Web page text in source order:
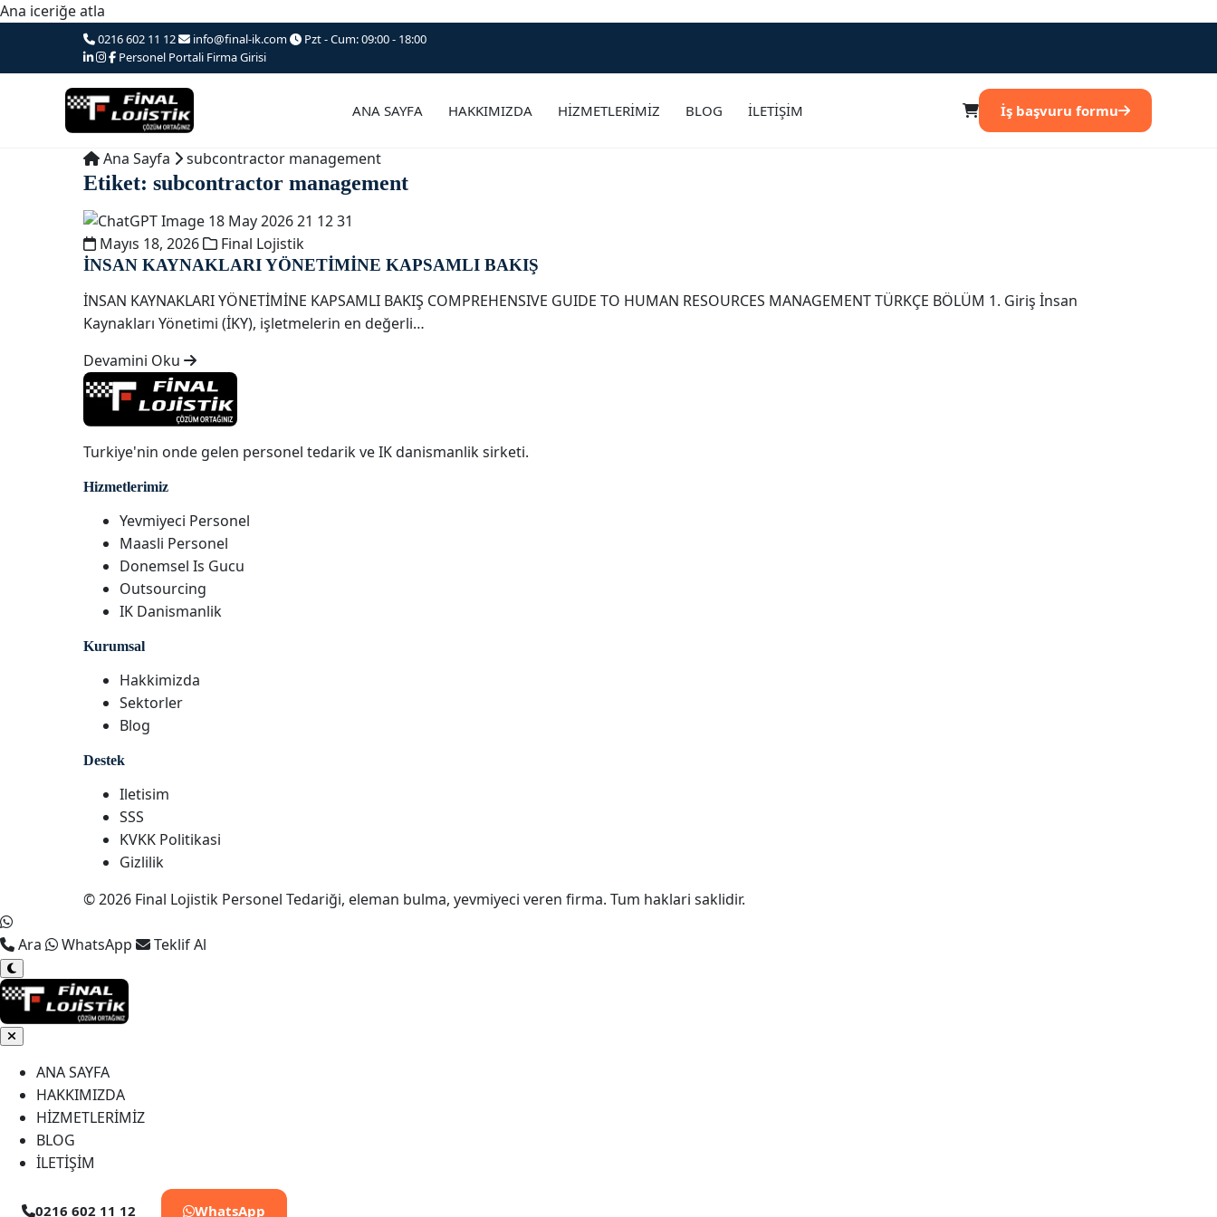
Ana iceriğe atla
0216 602 11 12 info@final-ik.com
Pzt - Cum: 09:00 - 18:00
Personel Portali Firma Girisi
ANA SAYFA HAKKIMIZDA HİZMETLERİMİZ BLOG İLETİŞİM İş başvuru formu
Ana Sayfa subcontractor management
Etiket: subcontractor management
Mayıs 18, 2026 Final Lojistik
İNSAN KAYNAKLARI YÖNETİMİNE KAPSAMLI BAKIŞ
İNSAN KAYNAKLARI YÖNETİMİNE KAPSAMLI BAKIŞ COMPREHENSIVE GUIDE TO HUMAN RESOURCES MANAGEMENT TÜRKÇE BÖLÜM 1. Giriş İnsan
Kaynakları Yönetimi (İKY), işletmelerin en değerli…
Devamini Oku
Turkiye'nin onde gelen personel tedarik ve IK danismanlik sirketi.
Hizmetlerimiz
Yevmiyeci Personel
Maasli Personel
Donemsel Is Gucu
Outsourcing
IK Danismanlik
Kurumsal
Hakkimizda
Sektorler
Blog
Destek
Iletisim
SSS
KVKK Politikasi
Gizlilik
© 2026 Final Lojistik Personel Tedariği, eleman bulma, yevmiyeci veren firma. Tum haklari saklidir.
Ara WhatsApp Teklif Al
ANA SAYFA
HAKKIMIZDA
HİZMETLERİMİZ
BLOG
İLETİŞİM
0216 602 11 12 WhatsApp